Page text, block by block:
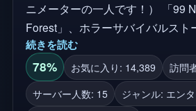
ニメーターの一人です！） 「99 Nights in the
Forest」、ホラーサバイバルスト
アニメーション冒険などを題材に
イルのエピソードを見よう。 座って、以下を含むア
ニメーション映画エピソードのコ
んでください： 🌲 森のスタイル
続きを読む
78% お気に入り: 14,389
訪問
サーバー人数: 15
ジャンル: エン